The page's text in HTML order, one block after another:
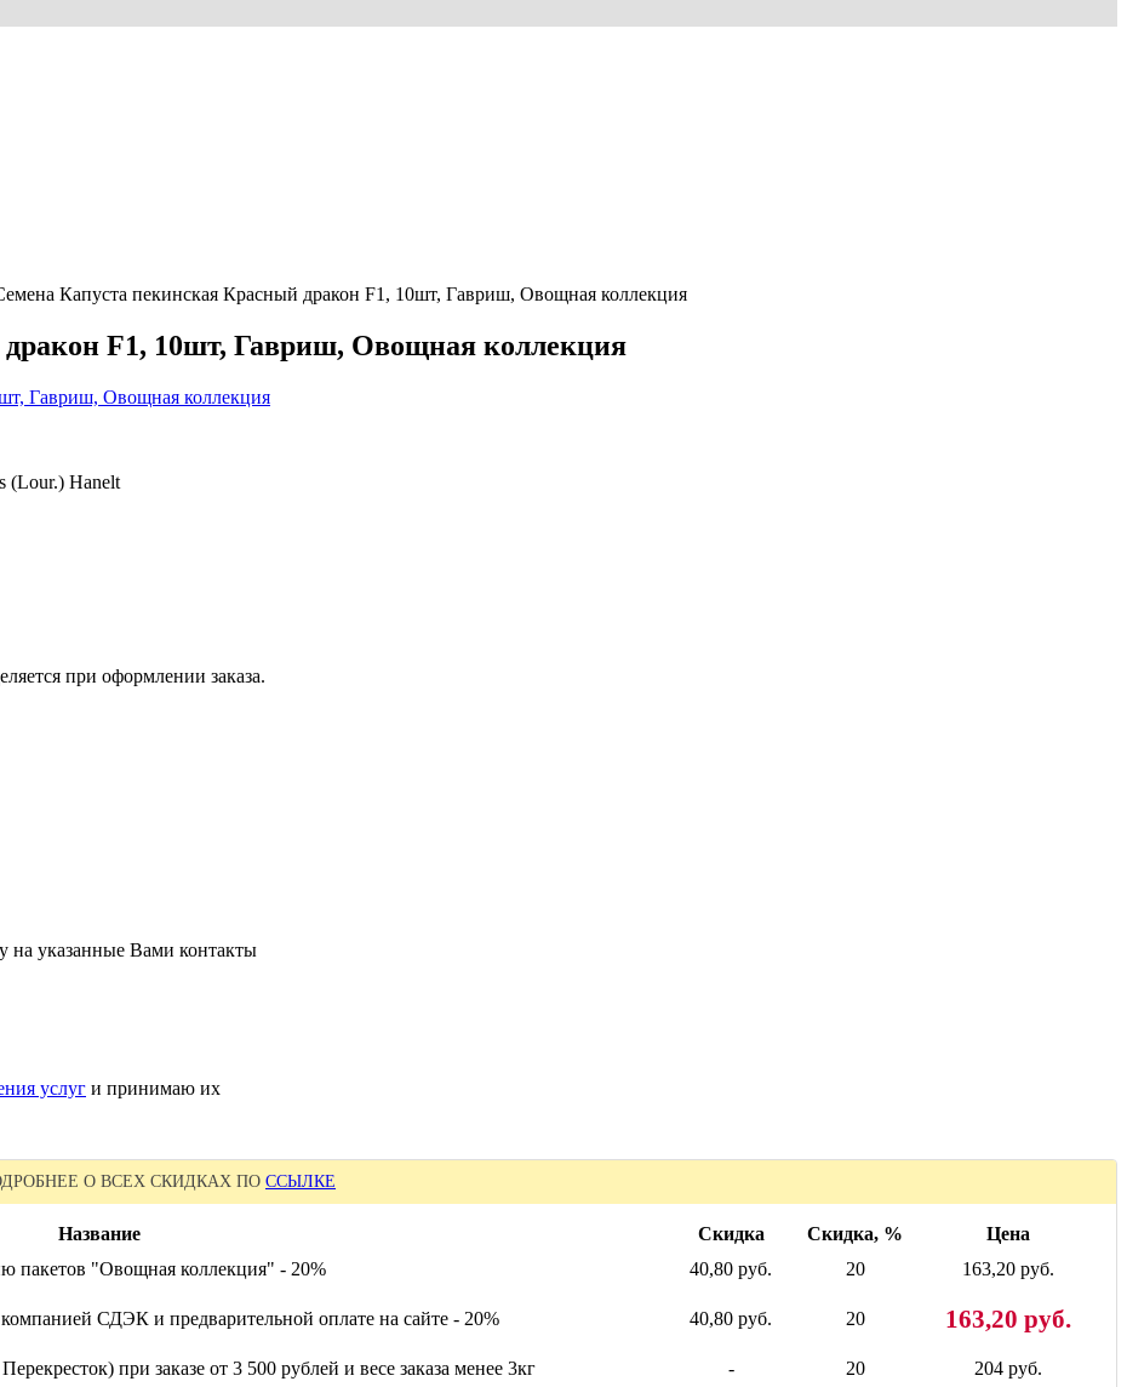
Капуста пекинская Красный дракон F1, 10шт, Гавриш, Овощная коллекция
F1, 10шт, Гавриш, Овощная коллекция
(Lour.) Hanelt
при оформлении заказа.
на указанные Вами контакты
услуг и принимаю их
О ВСЕХ СКИДКАХ ПО ССЫЛКЕ
Название Скидка Скидка, %
Цена
пакетов "Овощная коллекция" - 20%
40,80 руб. 20 163,20 руб.
СДЭК и предварительной оплате на сайте - 20% 40,80 руб. 20 163,20 руб.
при заказе от 3 500 рублей и весе заказа менее 3кг - 20 204 руб.